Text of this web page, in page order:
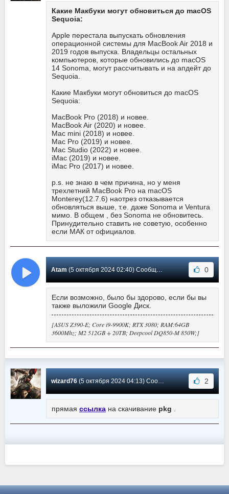
Какие Макбуки могут обновиться до macOS
Sequoia:
Apple перестала выпускать обновления
операционной системы для MacBook Air 2018 и
2019 годов выпуска. Владельцы остальных
компьютеров, которые обновились до macOS
14 Sonoma, могут рассчитывать и на апдейт до
Sequoia.
Какие Макбуки могут обновиться до macOS
Sequoia:
MacBook Pro (2018) и новее.
MacBook Air (2020) и новее.
Mac mini (2018) и новее.
Mac Pro (2019) и новее.
Mac Studio (2022) и новее.
iMac (2019) и новее.
iMac Pro (2017) и новее.
p.s. не знаю в чем причина, но у меня
трехлетний MacBook Pro на macOS
Monterey(12.7.6) наотрез отказывается
обновляться выше, т.е. даже Sonoma и Ventura
мимо. В общем , без Sonoma не обновитесь.
Принудительно ставить не советую, особенно
если МАК от официалов.
Atam(5 октября 2024 02:40) Сообщение #1 0
Если возможно, было бы здорово, если бы вы
также выложили Google Диск.
[ASUS Z390-E; Core i9-9900K; RTX 3080; RAM:64GB
3600Mhz; M2 512GB + 20TB; Deepcool DQ850-M 850W;]
wizard76(5 октября 2024 04:13) Сообщение #0 2
прямая ссылка на скачивание pkg